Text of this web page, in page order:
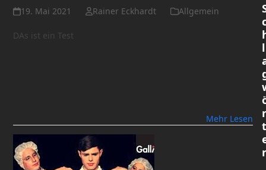
19. Mai 2021 Rainer Eckhardt Allgemein
DAs ist ein Test
Mehr Lesen
l
r
t
r